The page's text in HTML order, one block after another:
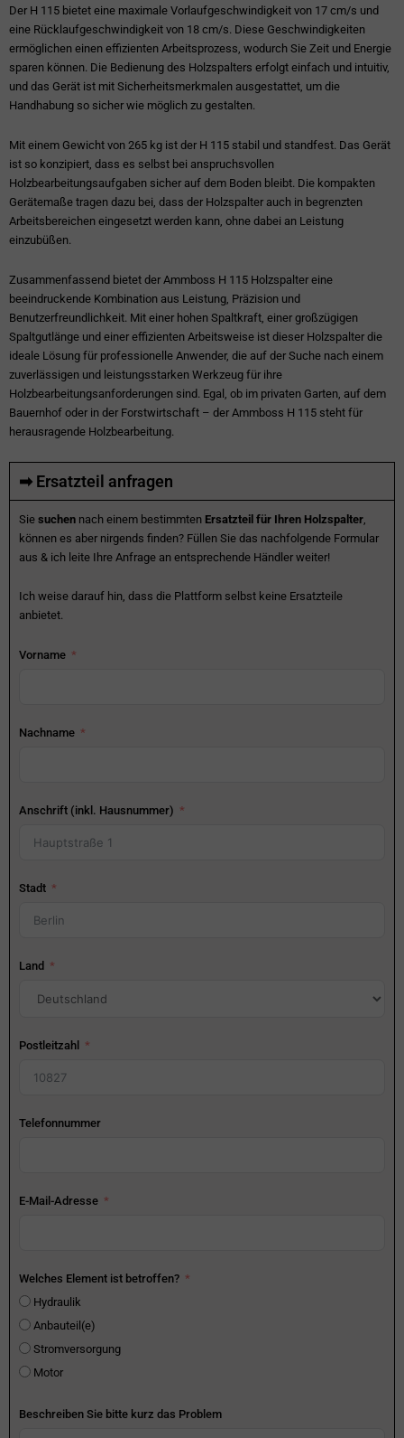
Der H 115 bietet eine maximale Vorlaufgeschwindigkeit von 17 cm/s und
eine Rücklaufgeschwindigkeit von 18 cm/s. Diese Geschwindigkeiten
ermöglichen einen effizienten Arbeitsprozess, wodurch Sie Zeit und Energie
sparen können. Die Bedienung des Holzspalters erfolgt einfach und intuitiv,
und das Gerät ist mit Sicherheitsmerkmalen ausgestattet, um die
Handhabung so sicher wie möglich zu gestalten.
Mit einem Gewicht von 265 kg ist der H 115 stabil und standfest. Das Gerät
ist so konzipiert, dass es selbst bei anspruchsvollen
Holzbearbeitungsaufgaben sicher auf dem Boden bleibt. Die kompakten
Gerätemaße tragen dazu bei, dass der Holzspalter auch in begrenzten
Arbeitsbereichen eingesetzt werden kann, ohne dabei an Leistung
einzubüßen.
Zusammenfassend bietet der Ammboss H 115 Holzspalter eine
beeindruckende Kombination aus Leistung, Präzision und
Benutzerfreundlichkeit. Mit einer hohen Spaltkraft, einer großzügigen
Spaltgutlänge und einer effizienten Arbeitsweise ist dieser Holzspalter die
ideale Lösung für professionelle Anwender, die auf der Suche nach einem
zuverlässigen und leistungsstarken Werkzeug für ihre
Holzbearbeitungsanforderungen sind. Egal, ob im privaten Garten, auf dem
Bauernhof oder in der Forstwirtschaft – der Ammboss H 115 steht für
herausragende Holzbearbeitung.
➡ Ersatzteil anfragen
Sie suchen nach einem bestimmten Ersatzteil für Ihren Holzspalter
können es aber nirgends finden? Füllen Sie das nachfolgende Formular
aus & ich leite Ihre Anfrage an entsprechende Händler weiter!
Ich weise darauf hin, dass die Plattform selbst keine Ersatzteile
anbietet.
Vorname
Nachname
Anschrift (inkl. Hausnummer)
Stadt
Land
Postleitzahl
Telefonnummer
E-Mail-Adresse
Welches Element ist betroffen?
Hydraulik
Anbauteil(e)
Stromversorgung
Motor
Beschreiben Sie bitte kurz das Problem